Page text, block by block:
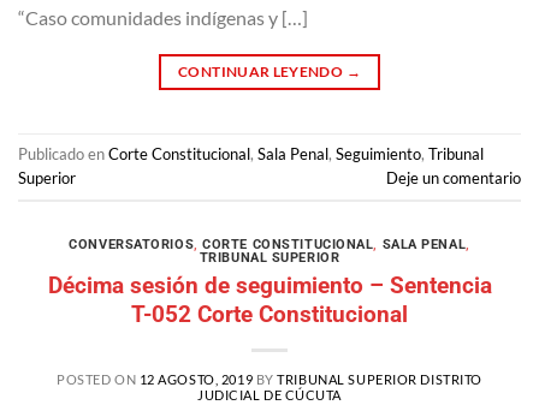
“Caso comunidades indígenas y […]
CONTINUAR LEYENDO →
Publicado enCorte Constitucional, Sala Penal, Seguimiento, Tribunal
Superior
Deje un comentario
CONVERSATORIOS,CORTE CONSTITUCIONAL, SALA PENAL,
TRIBUNAL SUPERIOR
Décima sesión de seguimiento – Sentencia
T-052 Corte Constitucional
POSTED ON 12 AGOSTO, 2019 BYTRIBUNAL SUPERIOR DISTRITO
JUDICIAL DE CÚCUTA